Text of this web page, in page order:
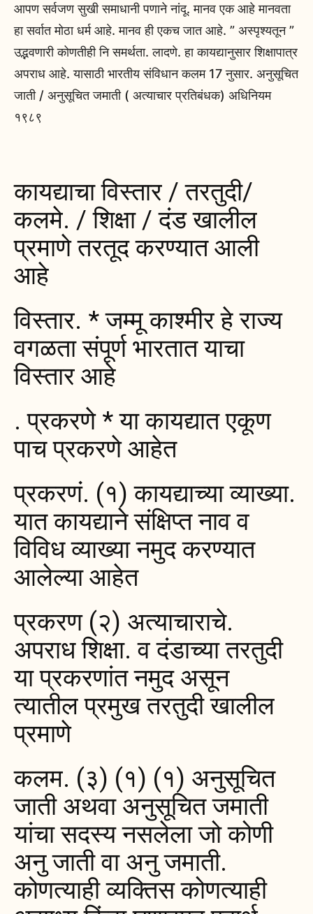
आपण सर्वजण सुखी समाधानी पणाने नांदू. मानव एक आहे मानवता
हा सर्वात मोठा धर्म आहे. मानव ही एकच जात आहे. ” अस्पृश्यतून ”
उद्भवणारी कोणतीही नि समर्थता. लादणे. हा कायद्यानुसार शिक्षापात्र
अपराध आहे. यासाठी भारतीय संविधान कलम 17 नुसार. अनुसूचित
जाती / अनुसूचित जमाती ( अत्याचार प्रतिबंधक) अधिनियम
१९८९
कायद्याचा विस्तार / तरतुदी/
कलमे. / शिक्षा / दंड खालील
प्रमाणे तरतूद करण्यात आली
आहे
विस्तार. * जम्मू काश्मीर हे राज्य
वगळता संपूर्ण भारतात याचा
विस्तार आहे
. प्रकरणे * या कायद्यात एकूण
पाच प्रकरणे आहेत
प्रकरणं. (१) कायद्याच्या व्याख्या.
यात कायद्याने संक्षिप्त नाव व
विविध व्याख्या नमुद करण्यात
आलेल्या आहेत
प्रकरण (२) अत्याचाराचे.
अपराध शिक्षा. व दंडाच्या तरतुदी
या प्रकरणांत नमुद असून
त्यातील प्रमुख तरतुदी खालील
प्रमाणे
कलम. (३) (१) (१) अनुसूचित
जाती अथवा अनुसूचित जमाती
यांचा सदस्य नसलेला जो कोणी
अनु जाती वा अनु जमाती.
कोणत्याही व्यक्तिस कोणत्याही